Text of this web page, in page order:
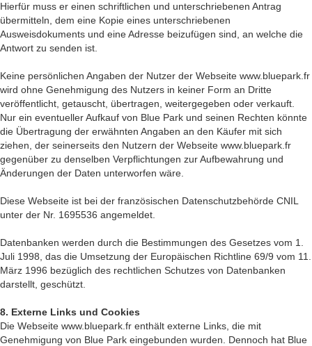
Hierfür muss er einen schriftlichen und unterschriebenen Antrag
übermitteln, dem eine Kopie eines unterschriebenen
Ausweisdokuments und eine Adresse beizufügen sind, an welche die
Antwort zu senden ist.
Keine persönlichen Angaben der Nutzer der Webseite www.bluepark.fr
wird ohne Genehmigung des Nutzers in keiner Form an Dritte
veröffentlicht, getauscht, übertragen, weitergegeben oder verkauft.
Nur ein eventueller Aufkauf von Blue Park und seinen Rechten könnte
die Übertragung der erwähnten Angaben an den Käufer mit sich
ziehen, der seinerseits den Nutzern der Webseite www.bluepark.fr
gegenüber zu denselben Verpflichtungen zur Aufbewahrung und
Änderungen der Daten unterworfen wäre.
Diese Webseite ist bei der französischen Datenschutzbehörde CNIL
unter der Nr. 1695536 angemeldet.
Datenbanken werden durch die Bestimmungen des Gesetzes vom 1.
Juli 1998, das die Umsetzung der Europäischen Richtline 69/9 vom 11.
März 1996 bezüglich des rechtlichen Schutzes von Datenbanken
darstellt, geschützt.
8. Externe Links und Cookies
Die Webseite www.bluepark.fr enthält externe Links, die mit
Genehmigung von Blue Park eingebunden wurden. Dennoch hat Blue